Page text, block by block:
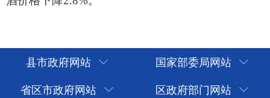
县市政府网站
国家部委局网站
省区市政府网站
区政府部门网站